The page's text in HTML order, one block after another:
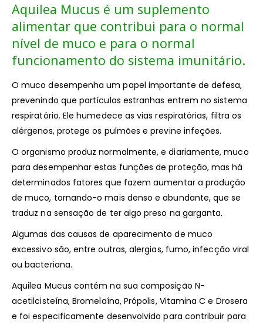
Aquilea Mucus é um suplemento
alimentar que contribui para o normal
nível de muco e para o normal
funcionamento do sistema imunitário.
O muco desempenha um papel importante de defesa,
prevenindo que partículas estranhas entrem no sistema
respiratório. Ele humedece as vias respiratórias, filtra os
alérgenos, protege os pulmões e previne infeções.
O organismo produz normalmente, e diariamente, muco
para desempenhar estas funções de proteção, mas há
determinados fatores que fazem aumentar a produção
de muco, tornando-o mais denso e abundante, que se
traduz na sensação de ter algo preso na garganta.
Algumas das causas de aparecimento de muco
excessivo são, entre outras, alergias, fumo, infecção viral
ou bacteriana.
Aquilea Mucus contém na sua composição N-
acetilcisteína, Bromelaína, Própolis, Vitamina C e Drosera
e foi especificamente desenvolvido para contribuir para